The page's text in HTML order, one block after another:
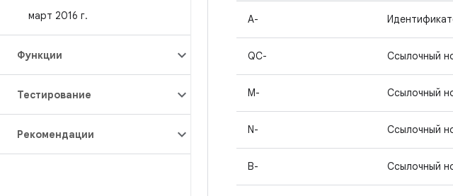
март 2016 г.
Функции
Тестирование
Рекомендации
A-
QC- Ссылочный
M- Ссылочный
N- Ссылочный
B- Ссылочный